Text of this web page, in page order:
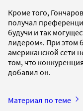
Кроме того,
получал
будучи и так
лидером». При этом
американской сети
том, что
добавил он.
Материал по теме